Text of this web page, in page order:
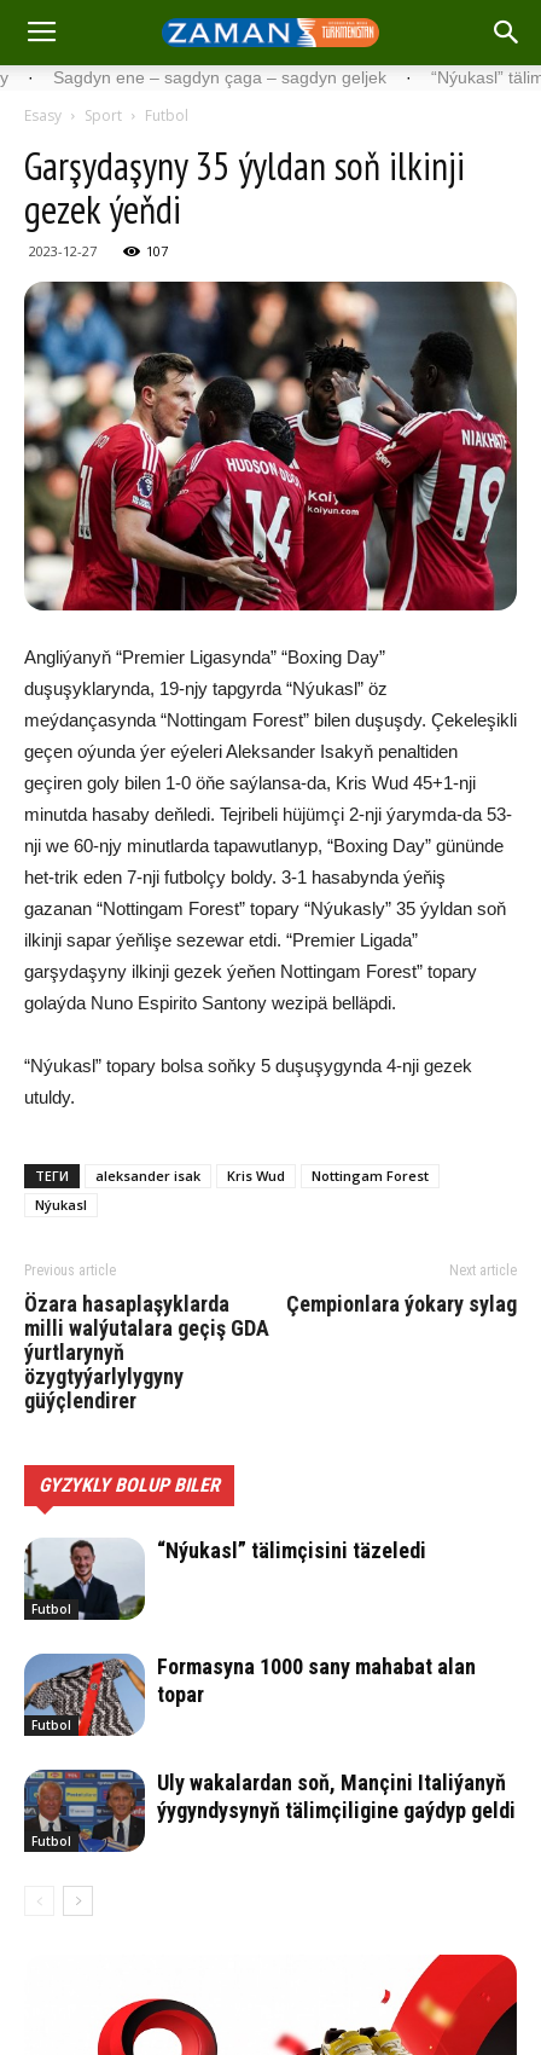
ene – sagdyn çaga – sagdyn geljek · “Nýukasl” tälimçisini
Esasy Sport Futbol
Garşydaşyny 35 ýyldan soň ilkinji
gezek ýeňdi
2023-12-27 107
Angliýanyň “Premier Ligasynda” “Boxing Day”
duşuşyklarynda, 19-njy tapgyrda “Nýukasl” öz
meýdançasynda “Nottingam Forest” bilen duşuşdy. Çekeleşikli
geçen oýunda ýer eýeleri Aleksander Isakyň penaltiden
geçiren goly bilen 1-0 öňe saýlansa-da, Kris Wud 45+1-nji
minutda hasaby deňledi. Tejribeli hüjümçi 2-nji ýarymda-da 53-
nji we 60-njy minutlarda tapawutlanyp, “Boxing Day” gününde
het-trik eden 7-nji futbolçy boldy. 3-1 hasabynda ýeňiş
gazanan “Nottingam Forest” topary “Nýukasly” 35 ýyldan soň
ilkinji sapar ýeňlişe sezewar etdi. “Premier Ligada”
garşydaşyny ilkinji gezek ýeňen Nottingam Forest” topary
golaýda Nuno Espirito Santony wezipä belläpdi.
“Nýukasl” topary bolsa soňky 5 duşuşygynda 4-nji gezek
utuldy.
ТЕГИ aleksander isak Kris Wud
Nottingam Forest
Nýukasl
Previous article
Özara hasaplaşyklarda
milli walýutalara geçiş GDA
ýurtlarynyň
özygtyýarlylygyny
güýçlendirer
Next article
Çempionlara ýokary sylag
GYZYKLY BOLUP BILER
Futbol
“Nýukasl” tälimçisini täzeledi
Futbol
Formasyna 1000 sany mahabat alan
topar
Futbol
Uly wakalardan soň, Mançini Italiýanyň
ýygyndysynyň tälimçiligine gaýdyp geldi